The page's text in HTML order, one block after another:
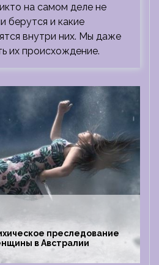
на самом деле не
берутся и какие
внутри них. Мы даже
их происхождение.
преследование
в Австралии